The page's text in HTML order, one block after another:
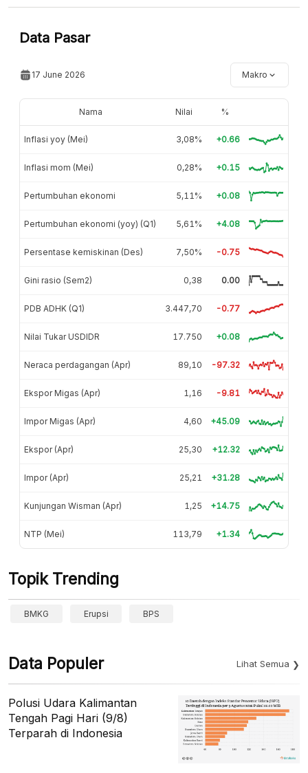
Data Pasar
17 June 2026 Makro
Nama Nilai %
Inflasi yoy (Mei) 3,08% +0.66
Inflasi mom (Mei) 0,28% +0.15
Pertumbuhan ekonomi 5,11% +0.08
Pertumbuhan ekonomi (yoy) (Q1) 5,61% +4.08
Persentase kemiskinan (Des) 7,50% -0.75
Gini rasio (Sem2) 0,38 0.00
PDB ADHK (Q1) 3.447,70 -0.77
Nilai Tukar USDIDR 17.750 +0.08
Neraca perdagangan (Apr) 89,10 -97.32
Ekspor Migas (Apr) 1,16 -9.81
Impor Migas (Apr) 4,60 +45.09
Ekspor (Apr) 25,30 +12.32
Impor (Apr) 25,21 +31.28
Kunjungan Wisman (Apr) 1,25 +14.75
NTP (Mei) 113,79 +1.34
Topik Trending
BMKG Erupsi BPS
Data Populer Lihat Semua
Polusi Udara Kalimantan
Tengah Pagi Hari (9/8)
Terparah di Indonesia